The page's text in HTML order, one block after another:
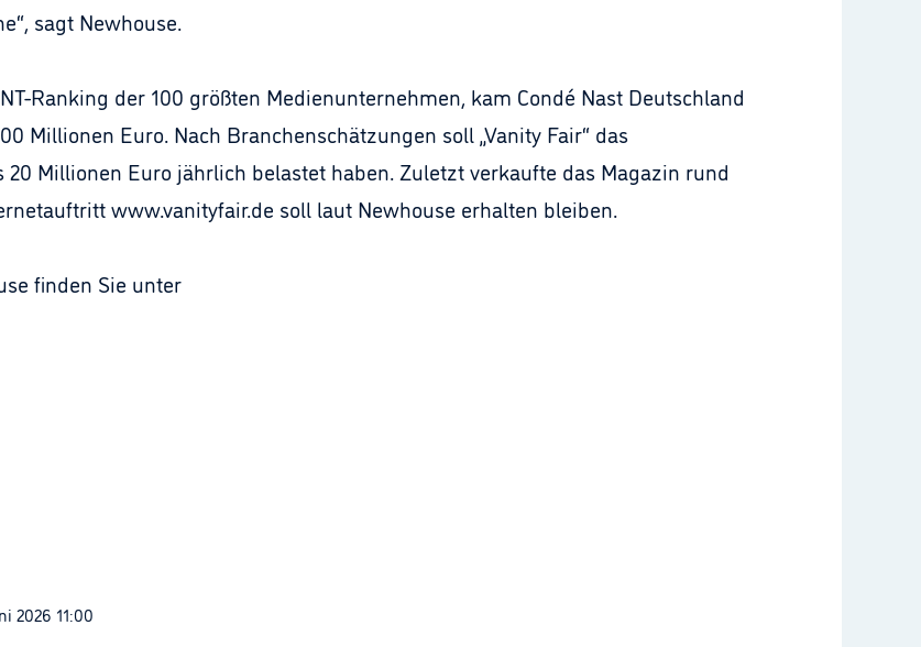
sagt Newhouse.
Ranking der 100 größten Medienunternehmen, kam Condé Nast Deutschland
Millionen Euro. Nach Branchenschätzungen soll „Vanity Fair“ das
Millionen Euro jährlich belastet haben. Zuletzt verkaufte das Magazin rund
www.vanityfair.de soll laut Newhouse erhalten bleiben.
finden Sie unter
2026 11:00